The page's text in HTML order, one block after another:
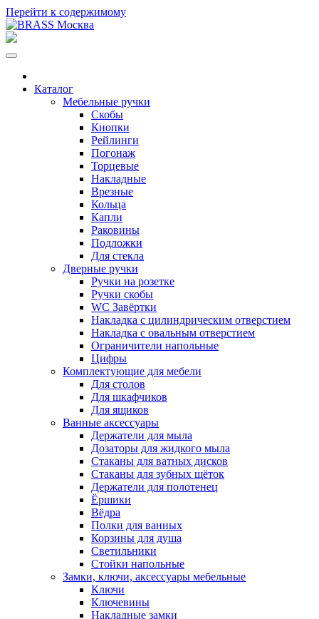
Перейти к содержимому
Каталог
Мебельные ручки
Скобы
Кнопки
Рейлинги
Погонаж
Торцевые
Накладные
Врезные
Кольца
Капли
Раковины
Подложки
Для стекла
Дверные ручки
Ручки на розетке
Ручки скобы
WC Завёртки
Накладка с цилиндрическим отверстием
Накладка с овальным отверстием
Ограничители напольные
Цифры
Комплектующие для мебели
Для столов
Для шкафчиков
Для ящиков
Ванные аксессуары
Держатели для мыла
Дозаторы для жидкого мыла
Стаканы для ватных дисков
Стаканы для зубных щёток
Держатели для полотенец
Ёршики
Вёдра
Полки для ванных
Корзины для душа
Светильники
Стойки напольные
Замки, ключи, аксессуары мебельные
Ключи
Ключевины
Накладные замки